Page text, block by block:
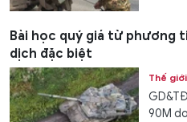
Bài học quý giá từ phương
dịch đặc biệt
Thế giới
90M